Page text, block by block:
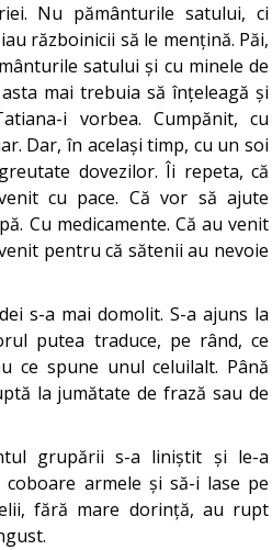
Nu pământurile satului, ci
războinicii să le mențină. Păi,
satului și cu minele de
mai trebuia să înțeleagă și
i vorbea. Cumpănit, cu
Dar, în același timp, cu un soi
dovezilor. Îi repeta, că
cu pace. Că vor să ajute
Cu medicamente. Că au venit
pentru că sătenii au nevoie
s-a mai domolit. S-a ajuns la
putea traduce, pe rând, ce
ce spune unul celuilalt. Până
la jumătate de frază sau de
grupării s-a liniștit și le-a
armele și să-i lase pe
fără mare dorință, au rupt